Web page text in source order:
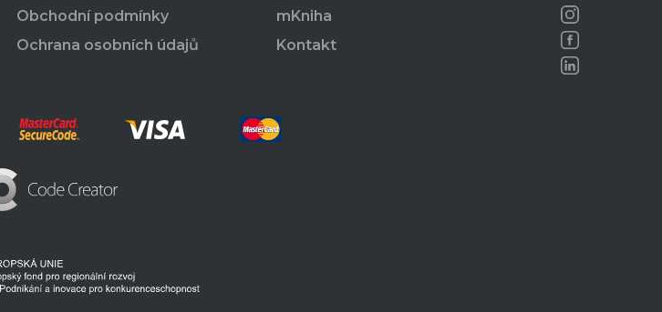
Obchodní podmínky
Ochrana osobních údajů
mKniha
Kontakt